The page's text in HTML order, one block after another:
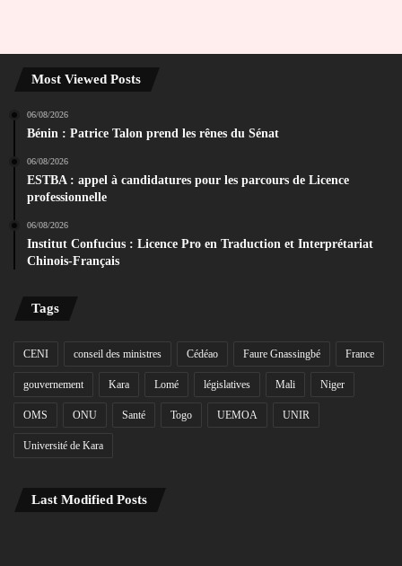
Most Viewed Posts
06/08/2026
Bénin : Patrice Talon prend les rênes du Sénat
06/08/2026
ESTBA : appel à candidatures pour les parcours de Licence
professionnelle
06/08/2026
Institut Confucius : Licence Pro en Traduction et Interprétariat
Chinois-Français
Tags
CENI conseil des ministres Cédéao Faure Gnassingbé France
gouvernement Kara Lomé législatives Mali Niger
OMS ONU Santé Togo UEMOA UNIR
Université de Kara
Last Modified Posts